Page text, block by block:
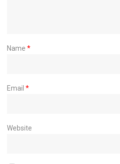
Name *
Email *
Website